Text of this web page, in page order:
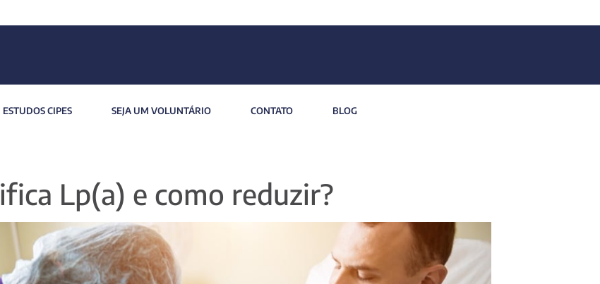
ESTUDOS CIPES SEJA UM VOLUNTÁRIO CONTATO BLOG
Lp(a) e como reduzir?